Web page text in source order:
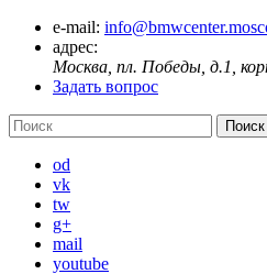
e-mail:
адрес:
Москва, пл. Победы, д.1,
Задать вопрос
od
vk
tw
g+
mail
youtube